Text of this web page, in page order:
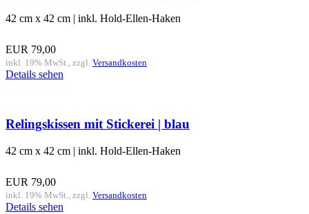
42 cm x 42 cm | inkl. Hold-Ellen-Haken
EUR 79,00
inkl. 19% MwSt., zzgl. Versandkosten
Details sehen
Relingskissen mit Stickerei | blau
42 cm x 42 cm | inkl. Hold-Ellen-Haken
EUR 79,00
inkl. 19% MwSt., zzgl. Versandkosten
Details sehen